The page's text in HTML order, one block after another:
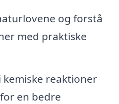
og forstå
med praktiske
kemiske reaktioner
en bedre